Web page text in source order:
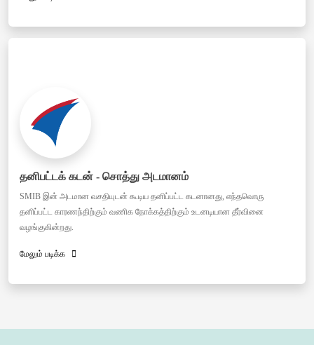
தனிபட்டக் கடன் - சொத்து அடமானம்
SMIB இன் அடமான வசதியுடன் கூடிய தனிப்பட்ட கடனானது, எந்தவொரு
தனிப்பட்ட காரணந்திற்கும் வணிக நோக்கத்திற்கும் உடனடியான தீர்வினை
வழங்குகின்றது.
மேலும் படிக்க